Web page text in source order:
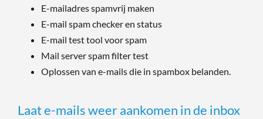
E-mailadres spamvrij maken
E-mail spam checker en status
E-mail test tool voor spam
Mail server spam filter test
Oplossen van e-mails die in spambox belanden.
Laat e-mails weer aankomen in de inbox